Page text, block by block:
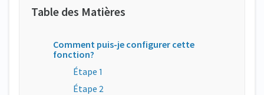
Comment puis-je configurer cette
fonction?
Étape 1
Étape 2